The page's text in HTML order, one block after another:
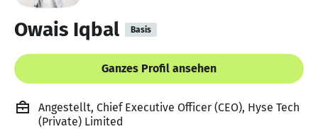
Owais Iqbal Basis
Ganzes Profil ansehen
Angestellt, Chief Executive Officer (CEO), Hyse Tech
(Private) Limited